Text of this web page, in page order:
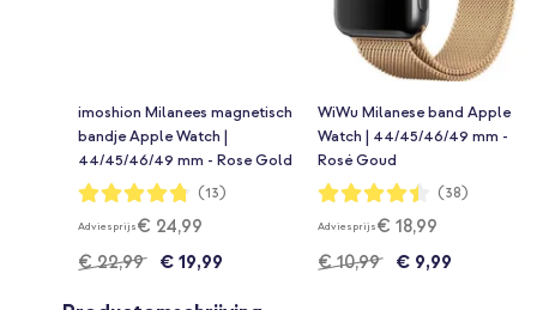
imoshion Milanees magnetisch
bandje Apple Watch |
44/45/46/49 mm - Rose Gold
Waardering:
95%
(13)
Adviesprijs€ 24,99
€ 22,99
€ 19,99
WiWu Milanese band Apple
Watch | 44/45/46/49 mm -
Rosé Goud
Waardering:
88%
(38)
Adviesprijs€ 18,99
€ 10,99
€ 9,99